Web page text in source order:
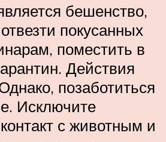
бешенство,
покусанных
поместить в
Действия
позаботиться
Исключите
с животным и